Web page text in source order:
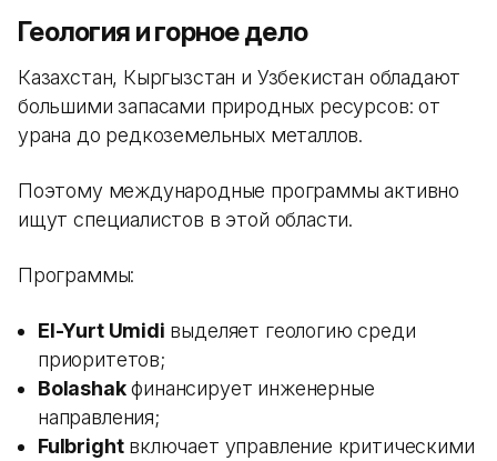
Геология и горное дело
Казахстан, Кыргызстан и Узбекистан обладают
большими запасами природных ресурсов: от
урана до редкоземельных металлов.
Поэтому международные программы активно
ищут специалистов в этой области.
Программы:
El-Yurt Umidi выделяет геологию среди
приоритетов;
Bolashakфинансирует инженерные
направления;
Fulbrightвключает управление критическими